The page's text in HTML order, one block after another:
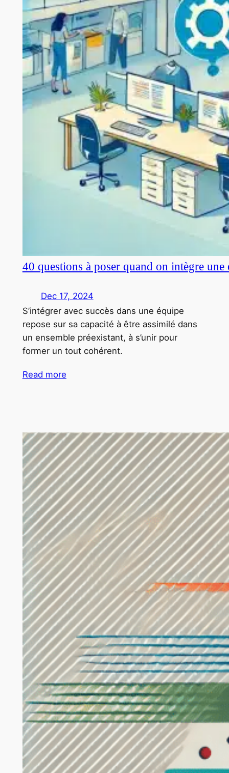
40 questions à poser quand on intègre
Dec 17, 2024
S’intégrer avec succès dans une équipe
repose sur sa capacité à être assimilé dans
un ensemble préexistant, à s’unir pour
former un tout cohérent.
Read more